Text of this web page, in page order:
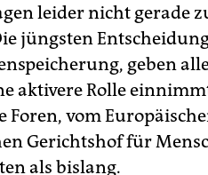
leider nicht gerade
jüngsten
geben
aktivere Rolle
Foren, vom
Gerichtshof für
als bislang.